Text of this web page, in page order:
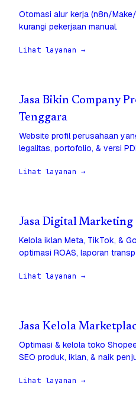
Otomasi alur kerja (n8n/
kurangi pekerjaan manual.
Lihat layanan →
Jasa Bikin Company
Tenggara
Website profil perusahaan
legalitas, portofolio, & versi
Lihat layanan →
Jasa Digital Marketing
Kelola iklan Meta, TikTok, &
optimasi ROAS, laporan
Lihat layanan →
Jasa Kelola
Optimasi & kelola toko
SEO produk, iklan, & naik
Lihat layanan →